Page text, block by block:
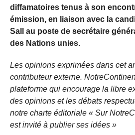
diffamatoires tenus à son
émission, en liaison avec la
Sall au poste de secrétaire
des Nations unies.
Les opinions exprimées dans cet
contributeur externe.
plateforme qui encourage la libre
des opinions et les débats
notre charte éditoriale « Sur
est invité à publier ses idées »